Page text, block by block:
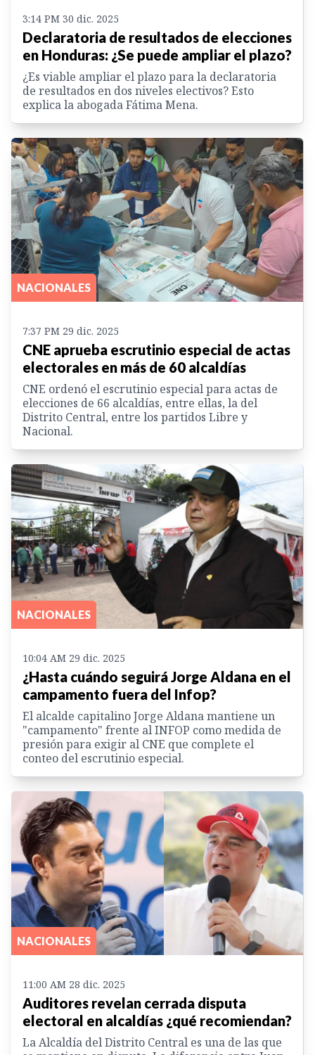
3:14 PM 30 dic. 2025
Declaratoria de resultados de elecciones
en Honduras: ¿Se puede ampliar el plazo?
¿Es viable ampliar el plazo para la declaratoria
de resultados en dos niveles electivos? Esto
explica la abogada Fátima Mena.
NACIONALES
7:37 PM 29 dic. 2025
CNE aprueba escrutinio especial de actas
electorales en más de 60 alcaldías
CNE ordenó el escrutinio especial para actas de
elecciones de 66 alcaldías, entre ellas, la del
Distrito Central, entre los partidos Libre y
Nacional.
NACIONALES
10:04 AM 29 dic. 2025
¿Hasta cuándo seguirá Jorge Aldana en el
campamento fuera del Infop?
El alcalde capitalino Jorge Aldana mantiene un
"campamento" frente al INFOP como medida de
presión para exigir al CNE que complete el
conteo del escrutinio especial.
NACIONALES
11:00 AM 28 dic. 2025
Auditores revelan cerrada disputa
electoral en alcaldías ¿qué recomiendan?
La Alcaldía del Distrito Central es una de las que